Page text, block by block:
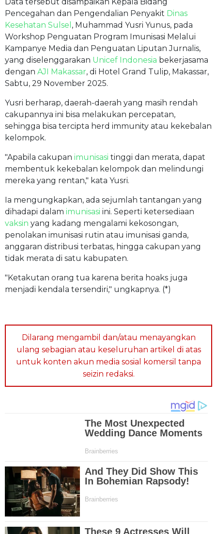
Pencegahan dan Pengendalian Penyakit Dinas
Kesehatan Sulsel , Muhammad Yusri Yunus, pada
Workshop Penguatan Program Imunisasi Melalui
Kampanye Media dan Penguatan Liputan Jurnalis,
yang diselenggarakan Unicef Indonesia bekerjasama
dengan AJI Makassar, di Hotel Grand Tulip, Makassar,
Sabtu, 29 November 2025.
Yusri berharap, daerah-daerah yang masih rendah
cakupannya ini bisa melakukan percepatan,
sehingga bisa tercipta herd immunity atau kekebalan
kelompok.
"Apabila cakupan imunisasi tinggi dan merata, dapat
membentuk kekebalan kelompok dan melindungi
mereka yang rentan," kata Yusri.
Ia mengungkapkan, ada sejumlah tantangan yang
dihadapi dalam imunisasi ini. Seperti ketersediaan
vaksin yang kadang mengalami kekosongan,
penolakan imunisasi rutin atau imunisasi ganda,
anggaran distribusi terbatas, hingga cakupan yang
tidak merata di satu kabupaten.
"Ketakutan orang tua karena berita hoaks juga
menjadi kendala tersendiri," ungkapnya. (*)
Dilarang mengambil dan/atau menayangkan
ulang sebagian atau keseluruhan artikel di atas
untuk konten akun media sosial komersil tanpa
seizin redaksi.